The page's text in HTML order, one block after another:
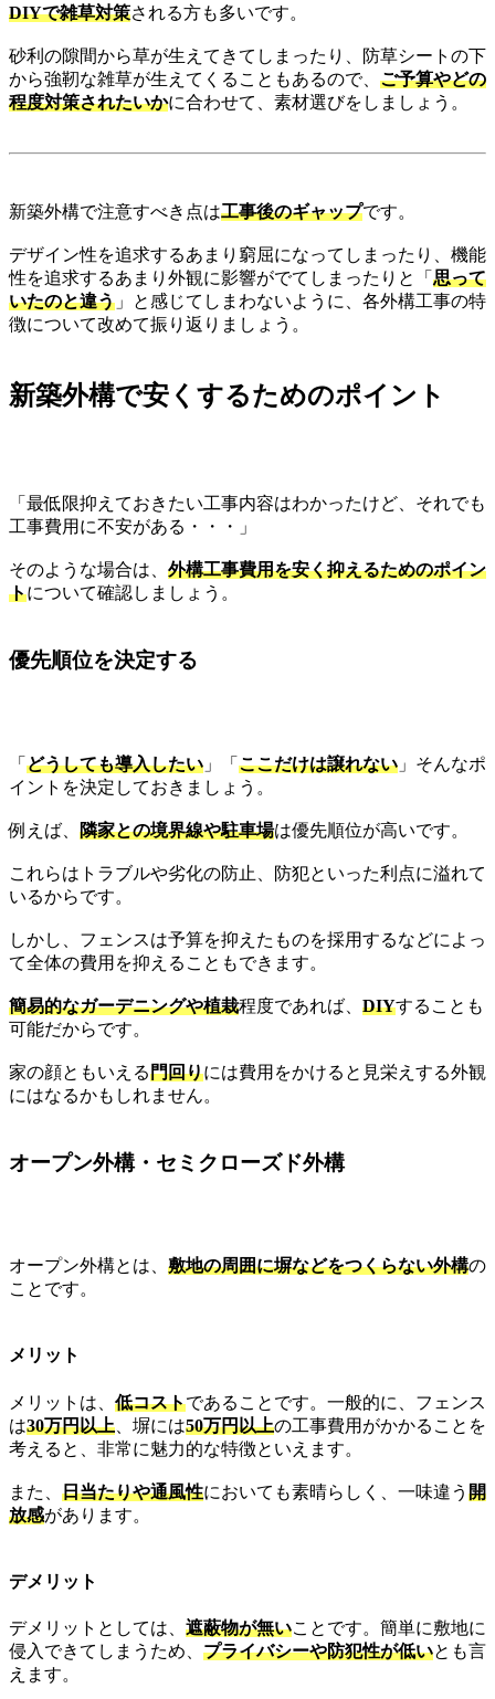
DIYで雑草対策される方も多いです。
砂利の隙間から草が生えてきてしまったり、防草シートの下
から強靭な雑草が生えてくることもあるので、 ご予算やどの
程度対策されたいかに合わせて、素材選びをしましょう。
新築外構で注意すべき点は工事後のギャップです。
デザイン性を追求するあまり窮屈になってしまったり、機能
性を追求するあまり外観に影響がでてしまったりと「 思って
いたのと違う 」と感じてしまわないように、各外構工事の特
徴について改めて振り返りましょう。
新築外構で安くするためのポイント
「最低限抑えておきたい工事内容はわかったけど、それでも
工事費用に不安がある・・・」
そのような場合は、 外構工事費用を安く抑えるためのポイン
トについて確認しましょう。
優先順位を決定する
「 どうしても導入したい 」「 ここだけは譲れない 」そんなポ
イントを決定しておきましょう。
例えば、 隣家との境界線や駐車場は優先順位が高いです。
これらはトラブルや劣化の防止、防犯といった利点に溢れて
いるからです。
しかし、フェンスは予算を抑えたものを採用するなどによっ
て全体の費用を抑えることもできます。
簡易的なガーデニングや植栽程度であれば、 DIYすることも
可能だからです。
家の顔ともいえる門回りには費用をかけると見栄えする外観
にはなるかもしれません。
オープン外構・セミクローズド外構
オープン外構とは、 敷地の周囲に塀などをつくらない外構の
ことです。
メリット
メリットは、 低コストであることです。一般的に、フェンス
は30万円以上 、塀には50万円以上の工事費用がかかることを
考えると、非常に魅力的な特徴といえます。
また、 日当たりや通風性においても素晴らしく、一味違う 開
放感があります。
デメリット
デメリットとしては、 遮蔽物が無いことです。簡単に敷地に
侵入できてしまうため、 プライバシーや防犯性が低いとも言
えます。